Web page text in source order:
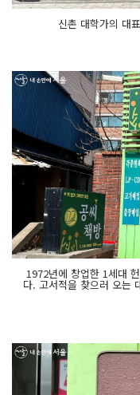
신촌 대학가의 대
1972년에 창업한 1세대
다. 고서적을 찾으러 오는